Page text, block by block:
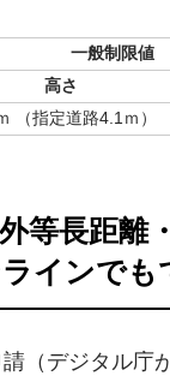
一般制限値
高さ
（指定道路4.1ｍ）
等長距離
インでも
（デジタル庁